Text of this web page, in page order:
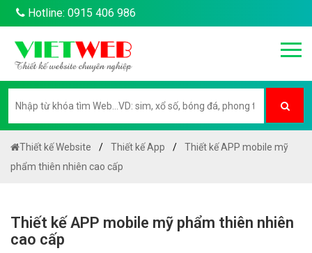
Hotline: 0915 406 986
Thiết kế Website Thiết kế App
Thiết kế APP mobile mỹ
phẩm thiên nhiên cao cấp
Thiết kế APP mobile mỹ phẩm thiên nhiên
cao cấp